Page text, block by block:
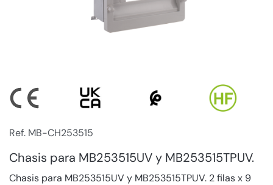
Ref. MB-CH253515
Chasis para MB253515UV y MB253515TPUV.
Chasis para MB253515UV y MB253515TPUV. 2 filas x 9